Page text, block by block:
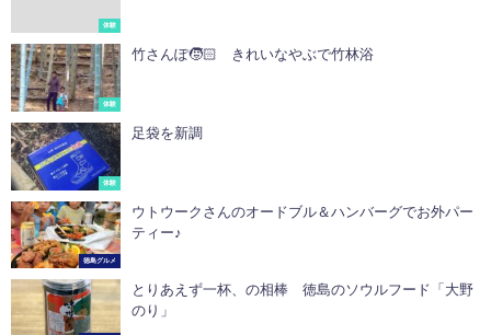
体験
体験
竹さんぽ🧒🏻 きれいなやぶで竹林浴
体験
足袋を新調
徳島グルメ
ウトウークさんのオードブル＆ハンバーグでお外パー
ティー♪
とりあえず一杯、の相棒 徳島のソウルフード「大野
のり」